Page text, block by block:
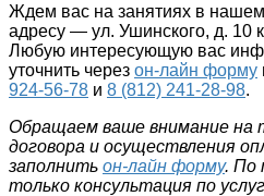
Ждем вас на занятиях в
адресу — ул. Ушинского, д. 10
Любую интересующую вас
уточнить через он-лайн форму
924-56-78 и 8 (812) 241-28-98.
Обращаем ваше внимание на
договора и осуществления
заполнить он-лайн форму. По
только консультация по